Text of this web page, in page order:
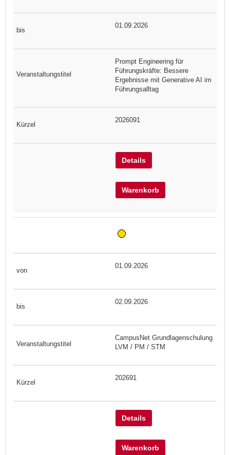
01.09.2026
Prompt Engineering für
Führungskräfte: Bessere
Ergebnisse mit Generative AI im
Führungsalltag
2026091
Details
Warenkorb
01.09.2026
02.09.2026
CampusNet Grundlagenschulung
LVM / PM / STM
202691
Details
Warenkorb